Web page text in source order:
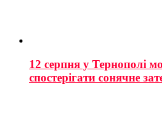
12 серпня у Тернополі
спостерігати сонячне